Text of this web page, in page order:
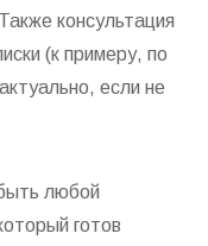
консультация
(к примеру, по
если не
любой
готов